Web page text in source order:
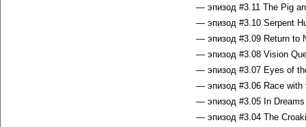
— эпизод #3.11 The Pig
— эпизод #3.10 Serpent
— эпизод #3.09 Return to
— эпизод #3.08 Vision
— эпизод #3.07 Eyes of
— эпизод #3.06 Race with
— эпизод #3.05 In Dreams
— эпизод #3.04 The